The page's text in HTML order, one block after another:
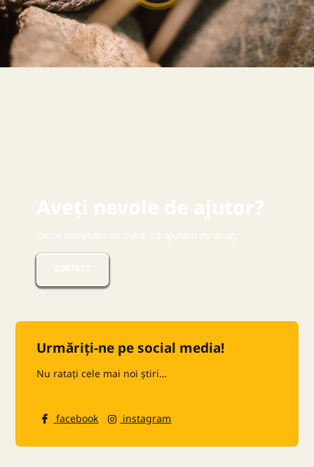
Aveți nevoie de ajutor?
Orice întrebări ați avea, vă ajutăm cu drag.
CONTACT
Urmăriți-ne pe social media!
Nu ratați cele mai noi știri…
facebook instagram